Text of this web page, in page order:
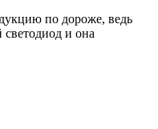
по дороже, ведь
светодиод и она